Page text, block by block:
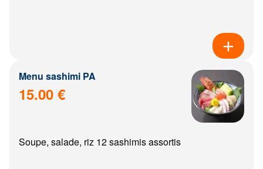
Menu sashimi PA
15.00 €
Soupe, salade, riz 12 sashimis assortis